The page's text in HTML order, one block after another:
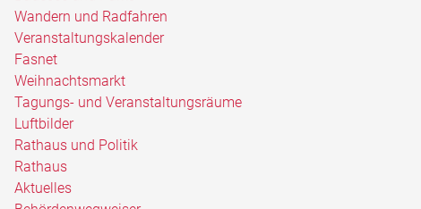
Wandern und Radfahren
Veranstaltungskalender
Fasnet
Weihnachtsmarkt
Tagungs- und Veranstaltungsräume
Luftbilder
Rathaus und Politik
Rathaus
Aktuelles